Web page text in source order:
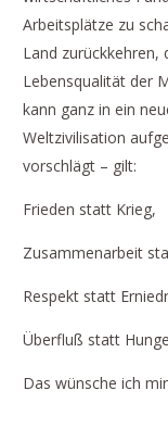
Arbeitsplätze zu
Land zurückkehren,
Lebensqualität der
kann ganz in ein
Weltzivilisation
vorschlägt – gilt:
Frieden statt Krieg,
Zusammenarbeit
Respekt statt
Überfluß statt
Das wünsche ich